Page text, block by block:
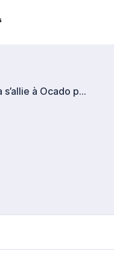
Asda s’allie à Ocado pour moderniser son activité e-commerce alimentaire au Royaume-Uni